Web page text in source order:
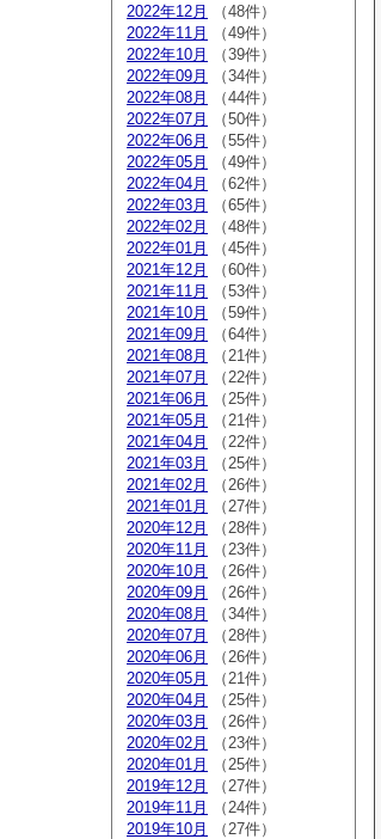
2022年12月
（48件）
2022年11月
（49件）
2022年10月
（39件）
2022年09月
（34件）
2022年08月
（44件）
2022年07月
（50件）
2022年06月
（55件）
2022年05月
（49件）
2022年04月
（62件）
2022年03月
（65件）
2022年02月
（48件）
2022年01月
（45件）
2021年12月
（60件）
2021年11月
（53件）
2021年10月
（59件）
2021年09月
（64件）
2021年08月
（21件）
2021年07月
（22件）
2021年06月
（25件）
2021年05月
（21件）
2021年04月
（22件）
2021年03月
（25件）
2021年02月
（26件）
2021年01月
（27件）
2020年12月
（28件）
2020年11月
（23件）
2020年10月
（26件）
2020年09月
（26件）
2020年08月
（34件）
2020年07月
（28件）
2020年06月
（26件）
2020年05月
（21件）
2020年04月
（25件）
2020年03月
（26件）
2020年02月
（23件）
2020年01月
（25件）
2019年12月
（27件）
2019年11月
（24件）
2019年10月
（27件）